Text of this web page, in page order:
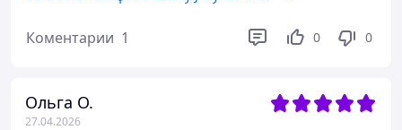
Коментарии 1 0 0
Ольга О.
27.04.2026